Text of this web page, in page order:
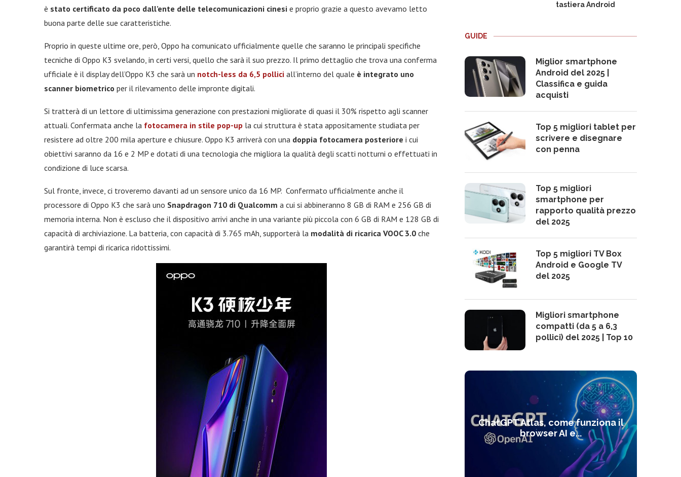
è stato certificato da poco dall’ente delle telecomunicazioni cinesi e proprio grazie a questo avevamo letto
buona parte delle sue caratteristiche.
Proprio in queste ultime ore, però, Oppo ha comunicato ufficialmente quelle che saranno le principali specifiche
tecniche di Oppo K3 svelando, in certi versi, quello che sarà il suo prezzo. Il primo dettaglio che trova una conferma
ufficiale è il display dell’Oppo K3 che sarà un notch-less da 6,5 pollici all’interno del quale è integrato uno
scanner biometrico per il rilevamento delle impronte digitali.
Si tratterà di un lettore di ultimissima generazione con prestazioni migliorate di quasi il 30% rispetto agli scanner
attuali. Confermata anche la fotocamera in stile pop-up la cui struttura è stata appositamente studiata per
resistere ad oltre 200 mila aperture e chiusure. Oppo K3 arriverà con una doppia fotocamera posteriore i cui
obiettivi saranno da 16 e 2 MP e dotati di una tecnologia che migliora la qualità degli scatti notturni o effettuati in
condizione di luce scarsa.
Sul fronte, invece, ci troveremo davanti ad un sensore unico da 16 MP. Confermato ufficialmente anche il
processore di Oppo K3 che sarà uno Snapdragon 710 di Qualcomm a cui si abbineranno 8 GB di RAM e 256 GB di
memoria interna. Non è escluso che il dispositivo arrivi anche in una variante più piccola con 6 GB di RAM e 128 GB di
capacità di archiviazione. La batteria, con capacità di 3.765 mAh, supporterà la modalità di ricarica VOOC 3.0 che
garantirà tempi di ricarica ridottissimi.
tastiera Android
GUIDE
Miglior smartphone
Android del 2025 |
Classifica e guida
acquisti
Top 5 migliori tablet per
scrivere e disegnare
con penna
Top 5 migliori
smartphone per
rapporto qualità prezzo
del 2025
Top 5 migliori TV Box
Android e Google TV
del 2025
Migliori smartphone
compatti (da 5 a 6,3
pollici) del 2025 | Top 10
ChatGPT Atlas, come funziona il
browser AI e...